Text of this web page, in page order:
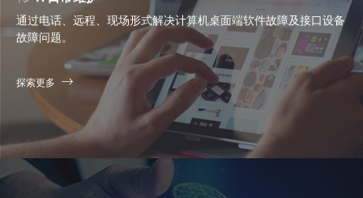
通过电话、远程、现场形式解决计算机桌面端软件故障及接口设备
故障问题。
探索更多